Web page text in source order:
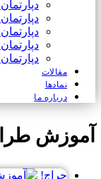
مقالات
نمادها
درباره ما
آموزش
حراج!